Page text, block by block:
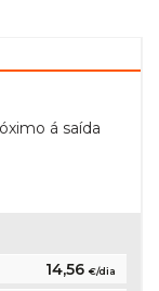
á saída
14,56 €/dia